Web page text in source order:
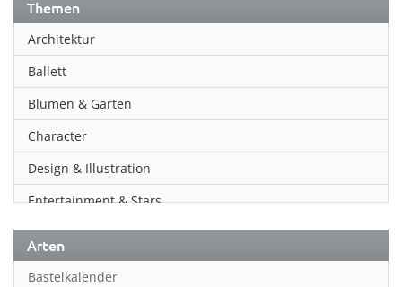
Themen
Architektur
Ballett
Blumen & Garten
Character
Design & Illustration
Entertainment & Stars
Erotik
Essen & Trinken
Arten
Bastelkalender